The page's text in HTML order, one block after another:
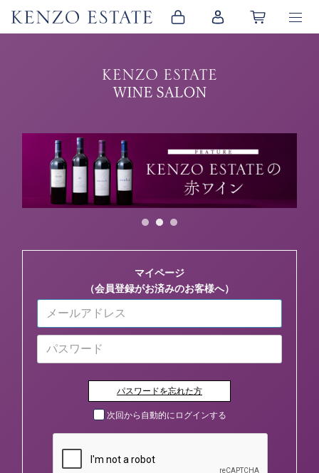
マイページ
（会員登録がお済みのお客様へ）
パスワードを忘れた方
次回から自動的にログインする